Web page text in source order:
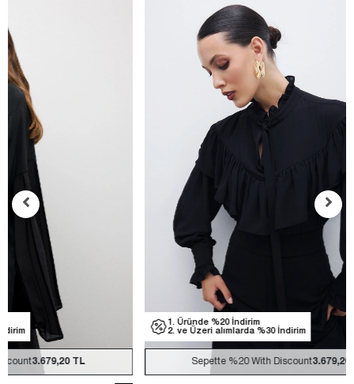
1. Üründe %20 İndirim
2. ve Üzeri alımlarda %30 İndirim
Sepette 3.679,20 TL
1.